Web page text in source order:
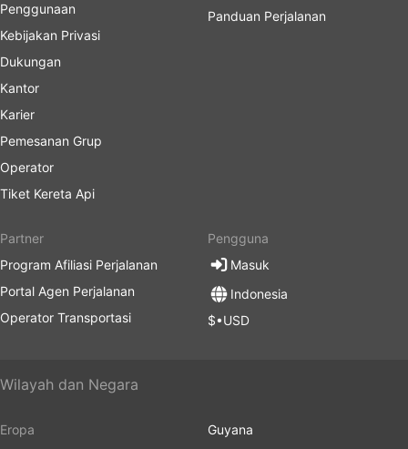
Penggunaan
Kebijakan Privasi
Dukungan
Kantor
Karier
Pemesanan Grup
Operator
Tiket Kereta Api
Panduan Perjalanan
Partner
Program Afiliasi Perjalanan
Portal Agen Perjalanan
Operator Transportasi
Pengguna
Masuk
Indonesia
$•USD
Wilayah dan Negara
Eropa
Guyana